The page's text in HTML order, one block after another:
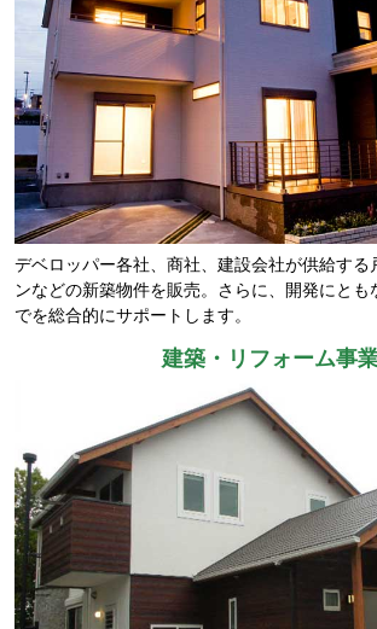
デベロッパー各社、商社、建設会社が供給する
ンなどの新築物件を販売。さらに、開発にとも
でを総合的にサポートします。
建築・リフォーム事